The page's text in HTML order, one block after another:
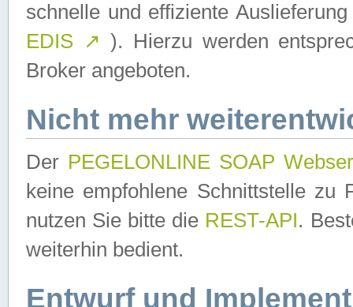
schnelle und effiziente
EDIS ↗ ). Hierzu werden
Broker angeboten.
Nicht mehr
Der PEGELONLINE SOAP
keine empfohlene Schnittstelle zu
nutzen Sie bitte die REST-API.
weiterhin bedient.
Entwurf und